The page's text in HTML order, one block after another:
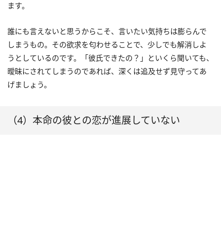
ます。
誰にも言えないと思うからこそ、言いたい気持ちは膨らんで
しまうもの。その欲求を匂わせることで、少しでも解消しよ
うとしているのです。「彼氏できたの？」といくら聞いても、
曖昧にされてしまうのであれば、深くは追及せず見守ってあ
げましょう。
（4）本命の彼との恋が進展していない